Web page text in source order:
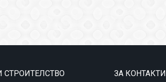
СТРОИТЕЛСТВО ЗА КОНТАКТИ